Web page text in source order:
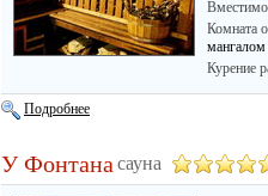
Комната
мангалом
Курение
Подробнее
У Фонтана сауна